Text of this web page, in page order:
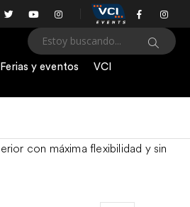
Ferias y eventos
VCI
con máxima flexibilidad y sin